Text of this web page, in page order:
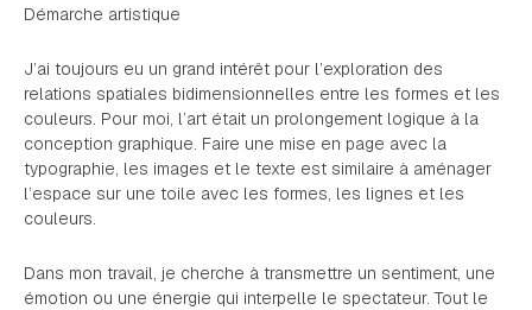
Démarche artistique
J’ai toujours eu un grand intérêt pour l’exploration des
relations spatiales bidimensionnelles entre les formes et les
couleurs. Pour moi, l’art était un prolongement logique à la
conception graphique. Faire une mise en page avec la
typographie, les images et le texte est similaire à aménager
l’espace sur une toile avec les formes, les lignes et les
couleurs.
Dans mon travail, je cherche à transmettre un sentiment, une
émotion ou une énergie qui interpelle le spectateur. Tout le